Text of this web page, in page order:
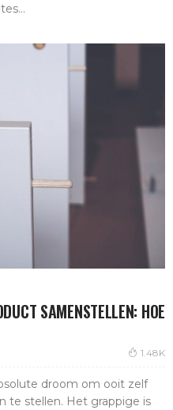
SAMENSTELLEN: HOE
1.48K
droom om ooit zelf
te stellen. Het grappige is